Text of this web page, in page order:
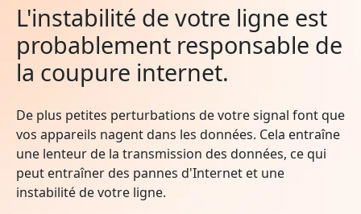
L'instabilité de votre ligne est
probablement responsable de
la coupure internet.
De plus petites perturbations de votre signal font que
vos appareils nagent dans les données. Cela entraîne
une lenteur de la transmission des données, ce qui
peut entraîner des pannes d'Internet et une
instabilité de votre ligne.